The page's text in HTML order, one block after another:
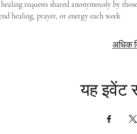
requests shared anonymously by
healing, prayer, or energy each week
अधिक
यह इवेंट